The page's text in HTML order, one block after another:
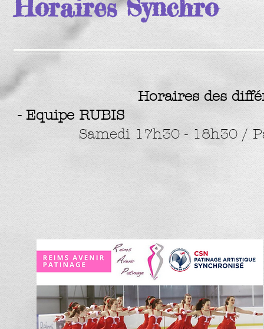
Horaires Synchro
Horaires des
- Equipe RUBIS
Samedi 17h30 - 18h30 /